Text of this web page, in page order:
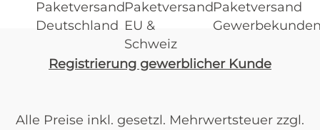
Registrierung gewerblicher Kunde
Alle Preise inkl. gesetzl. Mehrwertsteuer zzgl.